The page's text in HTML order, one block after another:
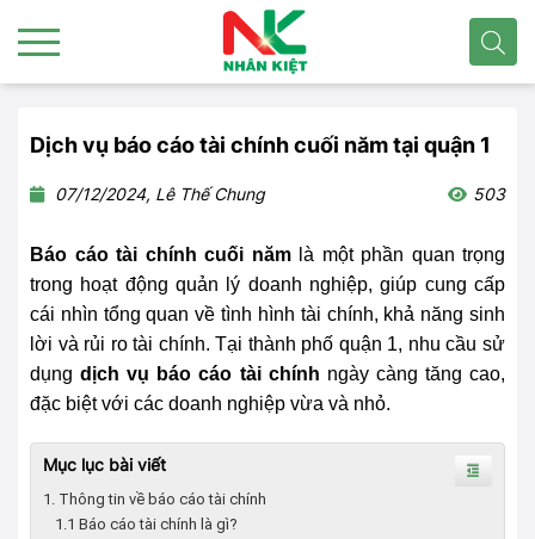
Dịch vụ báo cáo tài chính cuối năm tại quận 1
07/12/2024, Lê Thế Chung 503
Báo cáo tài chính cuối nămlà một phần quan trọng
trong hoạt động quản lý doanh nghiệp, giúp cung cấp
cái nhìn tổng quan về tình hình tài chính, khả năng sinh
lời và rủi ro tài chính. Tại thành phố quận 1, nhu cầu sử
dụngdịch vụ báo cáo tài chính ngày càng tăng cao,
đặc biệt với các doanh nghiệp vừa và nhỏ.
Mục lục bài viết
1. Thông tin về báo cáo tài chính
1.1 Báo cáo tài chính là gì?